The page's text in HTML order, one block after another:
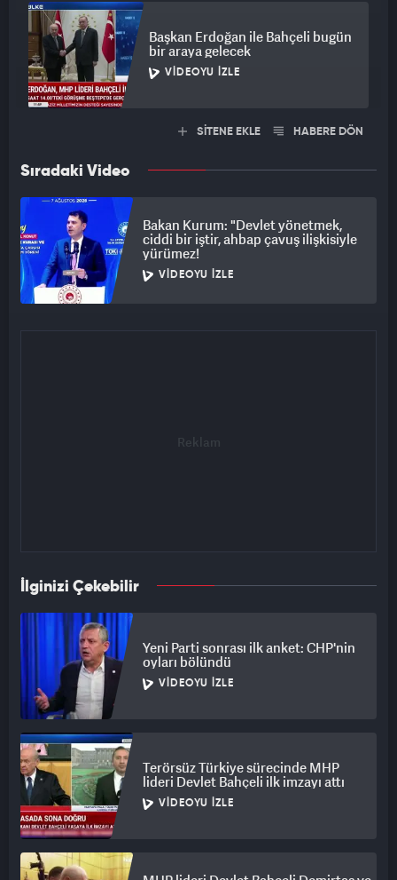
Başkan Erdoğan ile Bahçeli bugün
bir araya gelecek
VIDEOYU İZLE
SİTENE EKLE HABERE DÖN
Sıradaki Video
Bakan Kurum: "Devlet yönetmek,
ciddi bir iştir, ahbap çavuş ilişkisiyle
yürümez!
VIDEOYU İZLE
İlginizi Çekebilir
Yeni Parti sonrası ilk anket: CHP'nin
oyları bölündü
VIDEOYU İZLE
Terörsüz Türkiye sürecinde MHP
lideri Devlet Bahçeli ilk imzayı attı
VIDEOYU İZLE